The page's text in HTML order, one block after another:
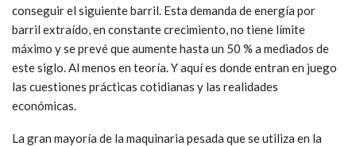
conseguir el siguiente barril. Esta demanda de energía por
barril extraído, en constante crecimiento, no tiene límite
máximo y se prevé que aumente hasta un 50 % a mediados de
este siglo. Al menos en teoría. Y aquí es donde entran en juego
las cuestiones prácticas cotidianas y las realidades
económicas.
La gran mayoría de la maquinaria pesada que se utiliza en la